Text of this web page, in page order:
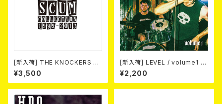
[新入荷] THE KNOCKERS 『S
CUM COLLECTION 1999
～2013』(2xCD)
¥3,500
[新入荷] LEVEL / volume1 DI
SCOGRAPHY 2021-2026 (D
IGIPACK CD)
¥2,200